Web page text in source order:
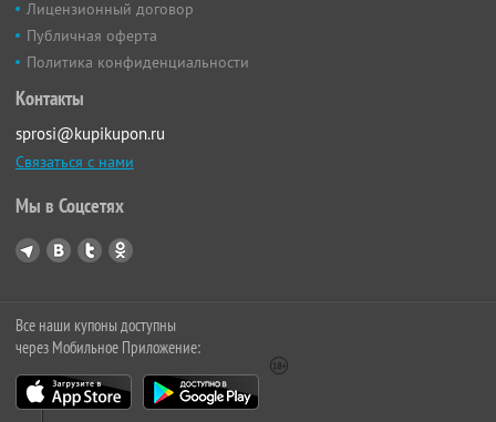
Лицензионный договор
Публичная оферта
Политика конфиденциальности
Контакты
sprosi@kupikupon.ru
Связаться с нами
Мы в Соцсетях
Все наши купоны доступны
через Мобильное Приложение: